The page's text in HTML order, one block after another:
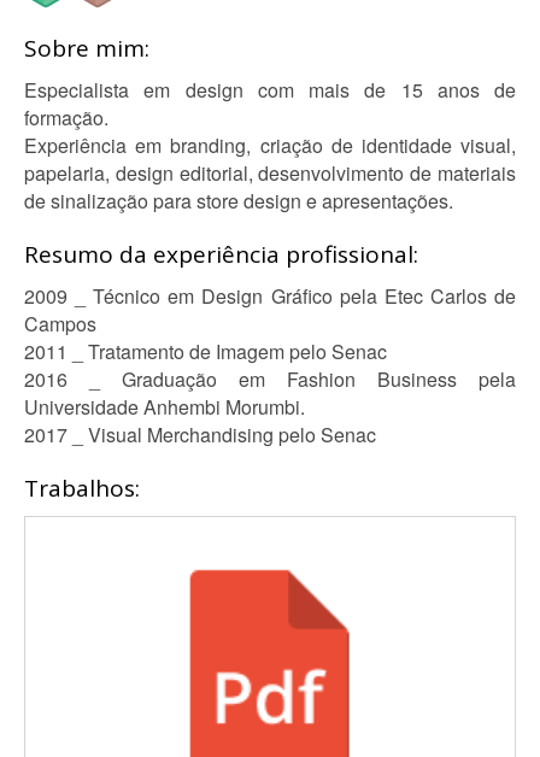
Sobre mim:
Especialista em design com mais de 15 anos de
formação.
Experiência em branding, criação de identidade visual,
papelaria, design editorial, desenvolvimento de materiais
de sinalização para store design e apresentações.
Resumo da experiência profissional:
2009 _ Técnico em Design Gráfico pela Etec Carlos de
Campos
2011 _ Tratamento de Imagem pelo Senac
2016 _ Graduação em Fashion Business pela
Universidade Anhembi Morumbi.
2017 _ Visual Merchandising pelo Senac
Trabalhos: